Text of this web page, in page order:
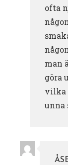
ofta
man
göra
vilka
unna